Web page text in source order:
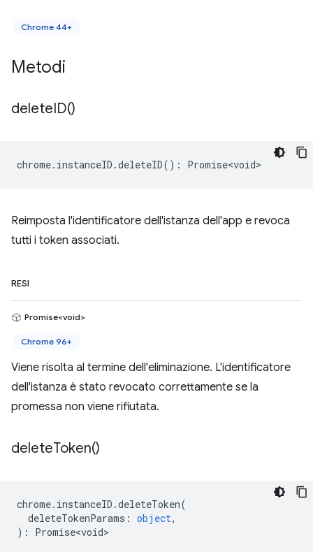
Chrome 44+
Metodi
deleteID()
chrome. instanceID .deleteID() : Promise<void>
Reimposta l'identificatore dell'istanza dell'app e revoca
tutti i token associati.
RESI
Promise<void>
Chrome 96+
Viene risolta al termine dell'eliminazione. L'identificatore
dell'istanza è stato revocato correttamente se la
promessa non viene rifiutata.
deleteToken()
chrome. instanceID .deleteToken(
deleteTokenParams : object,
) : Promise<void>